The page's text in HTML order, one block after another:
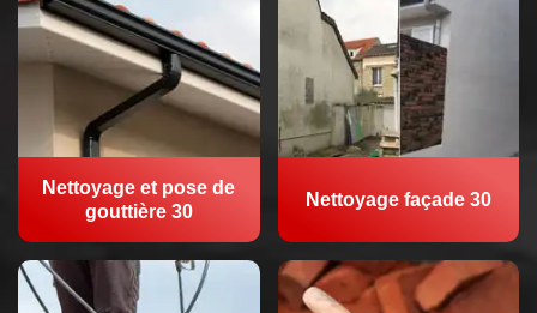
Nettoyage et pose de
gouttière 30
Nettoyage façade 30